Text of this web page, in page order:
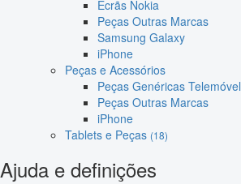
Ecrãs Nokia
Peças Outras Marcas
Samsung Galaxy
iPhone
Peças e Acessórios
Peças Genéricas Telemóvel
Peças Outras Marcas
iPhone
Tablets e Peças (18)
Ajuda e definições